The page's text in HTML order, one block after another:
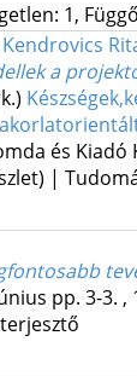
1,
a
és Kiadó
|
pp. 3-3. ,